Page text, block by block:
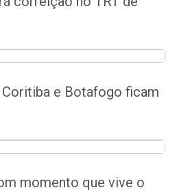
e Botafogo ficam
momento que vive o